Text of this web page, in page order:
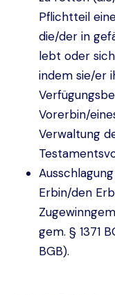
Pflichtteil
die/der in
lebt oder
indem sie/er
Vorerbin/
Verwaltung
Erbin/den
gem. § 1371
BGB).